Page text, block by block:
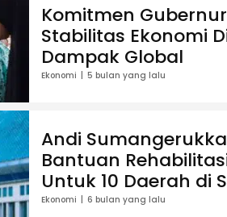
Komitmen
Stabilitas Ekonomi
Dampak Global
Ekonomi 5 bulan yang lalu
Andi
Bantuan
Untuk 10 Daerah di
Daftarnya
Ekonomi 6 bulan yang lalu